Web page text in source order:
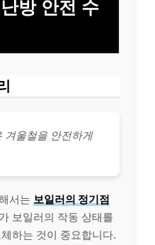
방 안전 수
겨울철을 안전하게
서는 보일러의 정기점
보일러의 작동 상태를
하는 것이 중요합니다.